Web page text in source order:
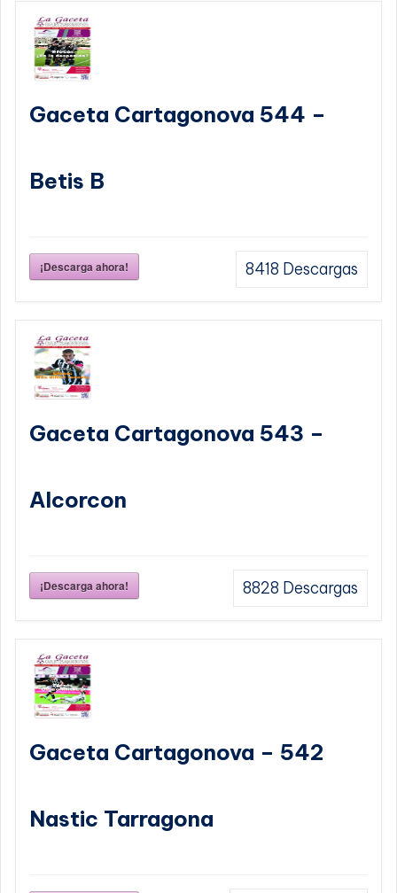
Gaceta Cartagonova 544 –
Betis B
¡Descarga ahora! 8418 Descargas
Gaceta Cartagonova 543 –
Alcorcon
¡Descarga ahora! 8828 Descargas
Gaceta Cartagonova – 542
Nastic Tarragona